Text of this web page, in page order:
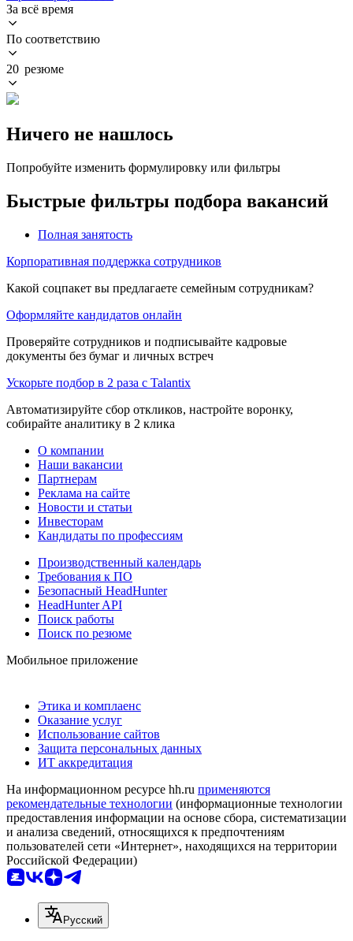
За всё время
По соответствию
20 резюме
Ничего не нашлось
Попробуйте изменить формулировку или фильтры
Быстрые фильтры подбора вакансий
Полная занятость
Корпоративная поддержка сотрудников
Какой соцпакет вы предлагаете семейным сотрудникам?
Оформляйте кандидатов онлайн
Проверяйте сотрудников и подписывайте кадровые
документы без бумаг и личных встреч
Ускорьте подбор в 2 раза с Talantix
Автоматизируйте сбор откликов, настройте воронку,
собирайте аналитику в 2 клика
О компании
Наши вакансии
Партнерам
Реклама на сайте
Новости и статьи
Инвесторам
Кандидаты по профессиям
Производственный календарь
Требования к ПО
Безопасный HeadHunter
HeadHunter API
Поиск работы
Поиск по резюме
Мобильное приложение
Этика и комплаенс
Оказание услуг
Использование сайтов
Защита персональных данных
ИТ аккредитация
На информационном ресурсе hh.ru применяются
рекомендательные технологии (информационные технологии
предоставления информации на основе сбора, систематизации
и анализа сведений, относящихся к предпочтениям
пользователей сети «Интернет», находящихся на территории
Российской Федерации)
Русский